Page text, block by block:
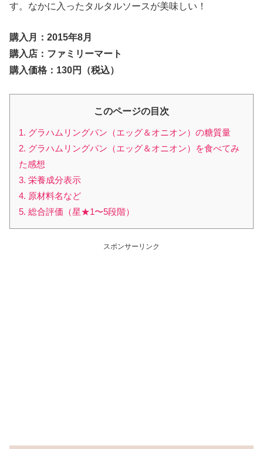
す。なかに入ったタルタルソースが美味しい！
購入月：2015年8月
購入店：ファミリーマート
購入価格：130円（税込）
このページの目次
1. グラハムリングパン（エッグ＆オニオン）の糖質量
2. グラハムリングパン（エッグ＆オニオン）を食べてみ
た感想
3. 栄養成分表示
4. 原材料名など
5. 総合評価（星★1〜5段階）
スポンサーリンク